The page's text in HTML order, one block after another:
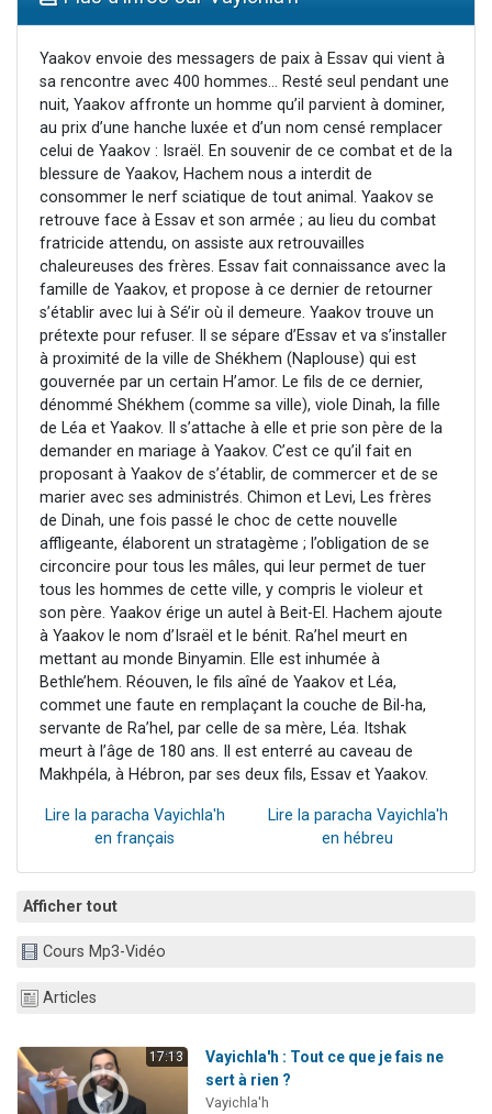
12 nouvelles musiques dans Torah-Box Music
3 personnes viennent de nous rejoindre sur WhatsApp
2 personnes viennent de nous rejoindre sur WhatsApp
Yaakov envoie des messagers de paix à Essav qui vient à
sa rencontre avec 400 hommes... Resté seul pendant une
nuit, Yaakov affronte un homme qu’il parvient à dominer,
au prix d’une hanche luxée et d’un nom censé remplacer
celui de Yaakov : Israël. En souvenir de ce combat et de la
blessure de Yaakov, Hachem nous a interdit de
consommer le nerf sciatique de tout animal. Yaakov se
retrouve face à Essav et son armée ; au lieu du combat
fratricide attendu, on assiste aux retrouvailles
chaleureuses des frères. Essav fait connaissance avec la
famille de Yaakov, et propose à ce dernier de retourner
s’établir avec lui à Sé’ir où il demeure. Yaakov trouve un
prétexte pour refuser. Il se sépare d’Essav et va s’installer
à proximité de la ville de Shékhem (Naplouse) qui est
gouvernée par un certain H’amor. Le fils de ce dernier,
dénommé Shékhem (comme sa ville), viole Dinah, la fille
de Léa et Yaakov. Il s’attache à elle et prie son père de la
demander en mariage à Yaakov. C’est ce qu’il fait en
proposant à Yaakov de s’établir, de commercer et de se
marier avec ses administrés. Chimon et Levi, Les frères
de Dinah, une fois passé le choc de cette nouvelle
affligeante, élaborent un stratagème ; l’obligation de se
circoncire pour tous les mâles, qui leur permet de tuer
tous les hommes de cette ville, y compris le violeur et
son père. Yaakov érige un autel à Beit-El. Hachem ajoute
à Yaakov le nom d’Israël et le bénit. Ra’hel meurt en
mettant au monde Binyamin. Elle est inhumée à
Bethle’hem. Réouven, le fils aîné de Yaakov et Léa,
commet une faute en remplaçant la couche de Bil-ha,
servante de Ra’hel, par celle de sa mère, Léa. Itshak
meurt à l’âge de 180 ans. Il est enterré au caveau de
Makhpéla, à Hébron, par ses deux fils, Essav et Yaakov.
Lire la paracha Vayichla'h
en français
Lire la paracha Vayichla'h
en hébreu
Afficher tout
Cours Mp3-Vidéo
Articles
17:13
Vayichla'h : Tout ce que je fais ne
sert à rien ?
Vayichla'h